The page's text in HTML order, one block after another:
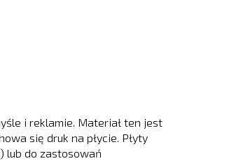
i reklamie. Materiał ten jest
się druk na płycie. Płyty
lub do zastosowań